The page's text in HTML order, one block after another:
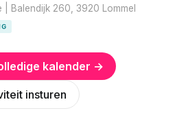
| Balendijk 260, 3920 Lommel
kalender →
insturen